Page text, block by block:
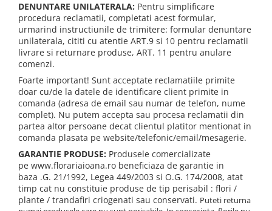
DENUNTARE UNILATERALA: Pentru simplificare
procedura reclamatii, completati acest formular,
urmarind instructiunile de trimitere: formular denuntare
unilaterala, cititi cu atentie ART.9 si 10 pentru reclamatii
livrare si returnare produse, ART. 11 pentru anulare
comenzi.
Foarte important! Sunt acceptate reclamatiile primite
doar cu/de la datele de identificare client primite in
comanda (adresa de email sau numar de telefon, nume
complet). Nu putem accepta sau procesa reclamatii din
partea altor persoane decat clientul platitor mentionat in
comanda plasata pe website/telefonic/email/mesagerie.
GARANTIE PRODUSE: Produsele comercializate
pe www.florariaioana.ro beneficiaza de garantie in
baza .G. 21/1992, Legea 449/2003 si O.G. 174/2008, atat
timp cat nu constituie produse de tip perisabil : flori /
plante / trandafiri criogenati sau conservati. Puteti returna